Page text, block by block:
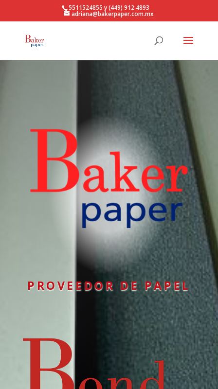
5511524855 y (449) 912 4893
adriana@bakerpaper.com.mx
PROVEEDOR DE PAPEL